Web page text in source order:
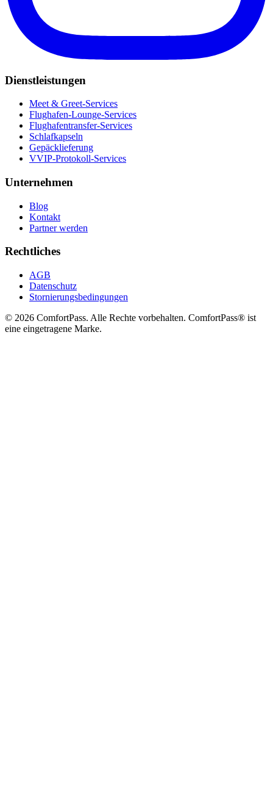
Dienstleistungen
Meet & Greet-Services
Flughafen-Lounge-Services
Flughafentransfer-Services
Schlafkapseln
Gepäcklieferung
VVIP-Protokoll-Services
Unternehmen
Blog
Kontakt
Partner werden
Rechtliches
AGB
Datenschutz
Stornierungsbedingungen
© 2026 ComfortPass. Alle Rechte vorbehalten. ComfortPass® ist
eine eingetragene Marke.